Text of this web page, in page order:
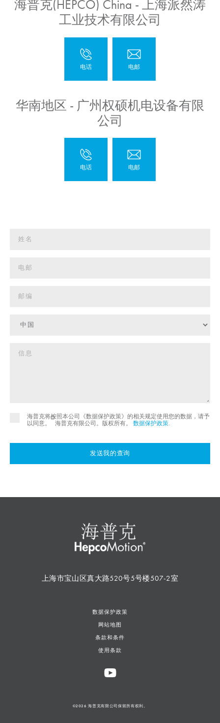
海普克(HEPCO) China - 上海派然涛
工业技术有限公司
华南地区 - 广州权硕机电设备有限
公司
海普克将按照本公司《数据保护政策》的相关规定使用您的数据，请予
以同意。
©
海普克有限公司。版权所有。 数据保护政策.
发送我的查询
上海市宝山区真大路520号5号楼507-2室
数据保护政策
网站地图
条款和条件
使用条款
©2026 海普克有限公司保留所有权利。